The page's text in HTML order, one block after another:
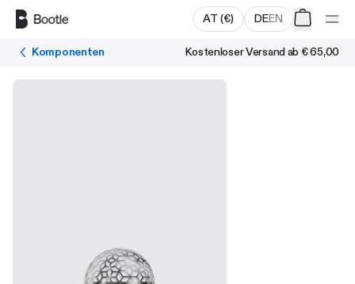
AT (€) DEEN
Komponenten Kostenloser Versand ab € 65,00